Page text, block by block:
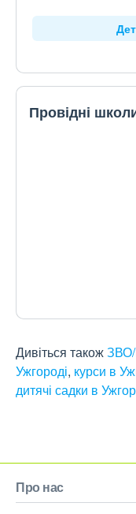
Провідні
Дивіться такожЗВО/
Ужгороді, курси в
дитячі садки в
Про нас